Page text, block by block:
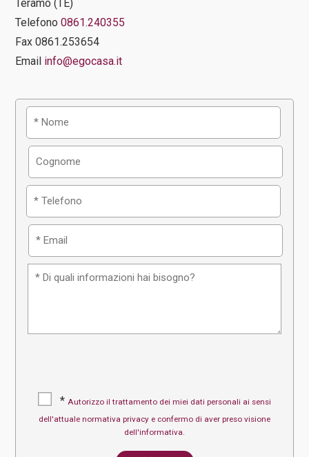
Teramo (TE)
Telefono 0861.240355
Fax 0861.253654
Email info@egocasa.it
* Autorizzo il trattamento dei miei dati personali ai sensi
dell'attuale normativa privacy e confermo di aver preso visione
dell'informativa.